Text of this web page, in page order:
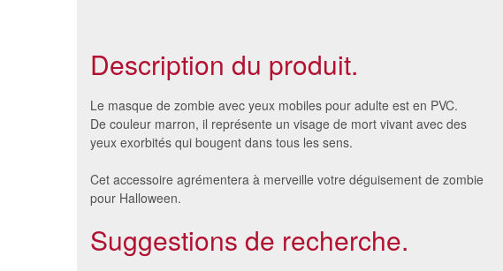
Description du produit.
Le masque de zombie avec yeux mobiles pour adulte est en PVC.
De couleur marron, il représente un visage de mort vivant avec des
yeux exorbités qui bougent dans tous les sens.
Cet accessoire agrémentera à merveille votre déguisement de zombie
pour Halloween.
Suggestions de recherche.